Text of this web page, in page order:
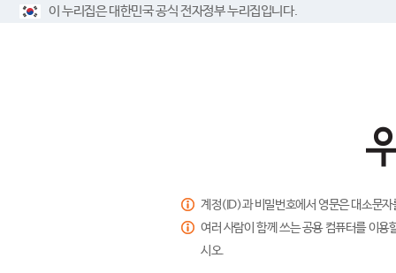
이 누리집은 대한민국 공식 전자정부 누리집입니다.
계정(ID)과 비밀번호에서 영문은 대소문
여러 사람이 함께 쓰는 공용 컴퓨터를 이
시오.